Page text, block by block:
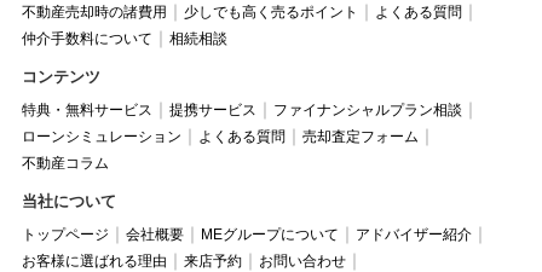
不動産売却時の諸費用
少しでも高く売るポイント
よくある質問
仲介手数料について
相続相談
コンテンツ
特典・無料サービス 提携サービス
ファイナンシャルプラン相談
ローンシミュレーション
よくある質問
売却査定フォーム
不動産コラム
当社について
トップページ 会社概要 MEグループについて
アドバイザー紹介
お客様に選ばれる理由
来店予約
お問い合わせ